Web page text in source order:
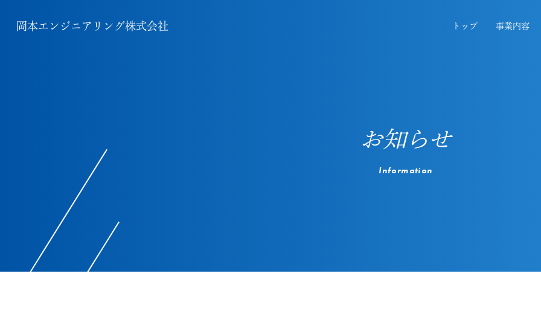
岡本エンジニアリング株式会社 トップ 事業内容
お知らせ
Information